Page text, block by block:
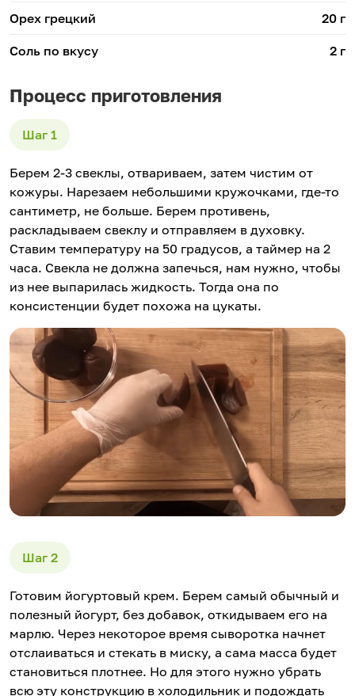
Орех грецкий 20 г
Соль по вкусу 2 г
Процесс приготовления
Берем 2-3 свеклы, отвариваем, затем чистим от
кожуры. Нарезаем небольшими кружочками, где-то
сантиметр, не больше. Берем противень,
раскладываем свеклу и отправляем в духовку.
Ставим температуру на 50 градусов, а таймер на 2
часа. Свекла не должна запечься, нам нужно, чтобы
из нее выпарилась жидкость. Тогда она по
консистенции будет похожа на цукаты.
Готовим йогуртовый крем. Берем самый обычный и
полезный йогурт, без добавок, откидываем его на
марлю. Через некоторое время сыворотка начнет
отслаиваться и стекать в миску, а сама масса будет
становиться плотнее. Но для этого нужно убрать
всю эту конструкцию в холодильник и подождать